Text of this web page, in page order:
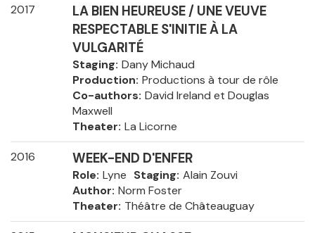
2017
LA BIEN HEUREUSE / UNE VEUVE
RESPECTABLE S'INITIE À LA
VULGARITÉ
Staging Dany Michaud
Production Productions à tour de rôle
Co-authors David Ireland et Douglas
Maxwell
Theater La Licorne
2016 WEEK-END D'ENFER
Role Lyne Staging Alain Zouvi
Author Norm Foster
Theater Théâtre de Châteauguay